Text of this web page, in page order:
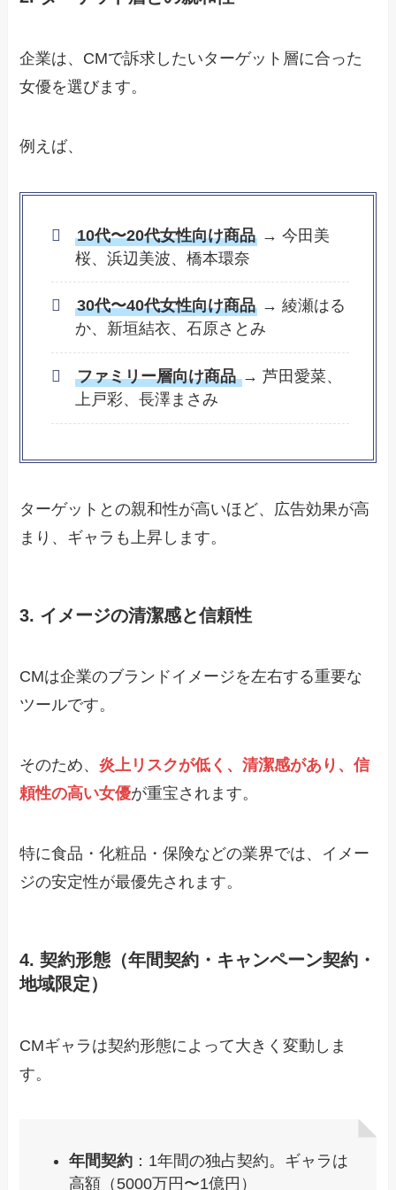
企業は、CMで訴求したいターゲット層に合った
女優を選びます。
例えば、
10代〜20代女性向け商品→ 今田美
桜、浜辺美波、橋本環奈
30代〜40代女性向け商品→ 綾瀬はる
か、新垣結衣、石原さとみ
ファミリー層向け商品 → 芦田愛菜、
上戸彩、長澤まさみ
ターゲットとの親和性が高いほど、広告効果が高
まり、ギャラも上昇します。
3. イメージの清潔感と信頼性
CMは企業のブランドイメージを左右する重要な
ツールです。
そのため、炎上リスクが低く、清潔感があり、信
頼性の高い女優が重宝されます。
特に食品・化粧品・保険などの業界では、イメー
ジの安定性が最優先されます。
4. 契約形態（年間契約・キャンペーン契約・
地域限定）
CMギャラは契約形態によって大きく変動しま
す。
年間契約 ：1年間の独占契約。ギャラは
高額（5000万円〜1億円）